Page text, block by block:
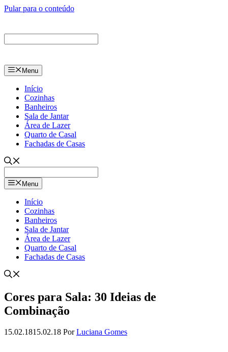
Pular para o conteúdo
Menu
Início
Cozinhas
Banheiros
Sala de Jantar
Área de Lazer
Quarto de Casal
Fachadas de Casas
Menu
Início
Cozinhas
Banheiros
Sala de Jantar
Área de Lazer
Quarto de Casal
Fachadas de Casas
Cores para Sala: 30 Ideias de
Combinação
15.02.1815.02.18 PorLuciana Gomes